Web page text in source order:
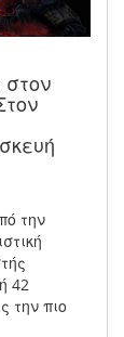
την
42
την πιο